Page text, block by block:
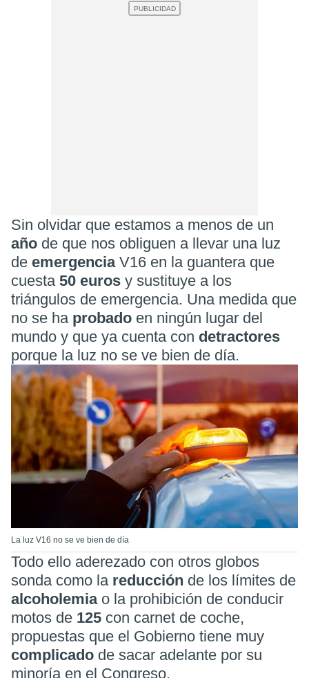
Sin olvidar que estamos a menos de un
año de que nos obliguen a llevar una luz
de emergencia V16 en la guantera que
cuesta 50 euros y sustituye a los
triángulos de emergencia. Una medida que
no se ha probado en ningún lugar del
mundo y que ya cuenta con detractores
porque la luz no se ve bien de día.
La luz V16 no se ve bien de día
Todo ello aderezado con otros globos
sonda como la reducción de los límites de
alcoholemia o la prohibición de conducir
motos de 125 con carnet de coche,
propuestas que el Gobierno tiene muy
complicado de sacar adelante por su
minoría en el Congreso.